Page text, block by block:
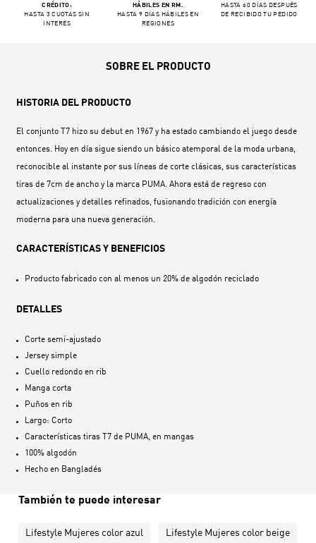
CRÉDITO:
HASTA 3 CUOTAS SIN
INTERÉS
HÁBILES EN RM.
HASTA 9 DÍAS HÁBILES EN
REGIONES
HASTA 60 DÍAS DESPUÉS
DE RECIBIDO TU PEDIDO
SOBRE EL PRODUCTO
HISTORIA DEL PRODUCTO
El conjunto T7 hizo su debut en 1967 y ha estado cambiando el juego desde
entonces. Hoy en día sigue siendo un básico atemporal de la moda urbana,
reconocible al instante por sus líneas de corte clásicas, sus características
tiras de 7cm de ancho y la marca PUMA. Ahora está de regreso con
actualizaciones y detalles refinados, fusionando tradición con energía
moderna para una nueva generación.
CARACTERÍSTICAS Y BENEFICIOS
Producto fabricado con al menos un 20% de algodón reciclado
DETALLES
Corte semi-ajustado
Jersey simple
Cuello redondo en rib
Manga corta
Puños en rib
Largo: Corto
Características tiras T7 de PUMA, en mangas
100% algodón
Hecho en Bangladés
También te puede interesar
Lifestyle Mujeres color azul Lifestyle Mujeres color beige